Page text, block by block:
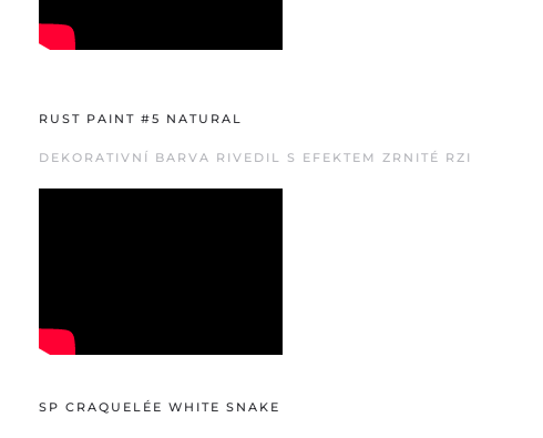
RUST PAINT #5 NATURAL
DEKORATIVNÍ BARVA RIVEDIL S EFEKTEM ZRNITÉ RZI
SP CRAQUELÉE WHITE SNAKE